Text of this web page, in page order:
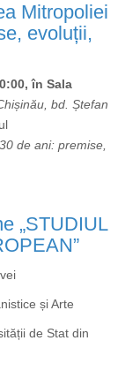
Mitropoliei
evoluții,
în Sala
bd. Ștefan
de ani: premise,
„STUDIUL
și Arte
de Stat din